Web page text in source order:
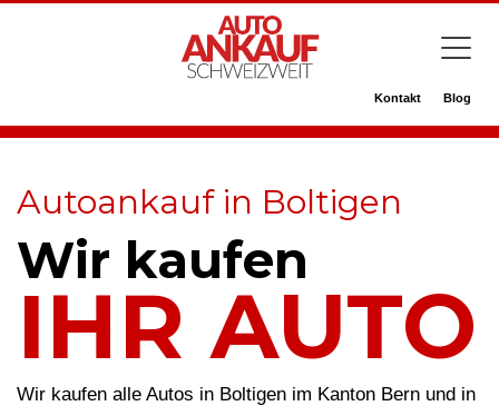
Kontakt Blog
Autoankauf in Boltigen
Wir kaufen
IHR AUTO
Wir kaufen alle Autos in Boltigen im Kanton Bern und in